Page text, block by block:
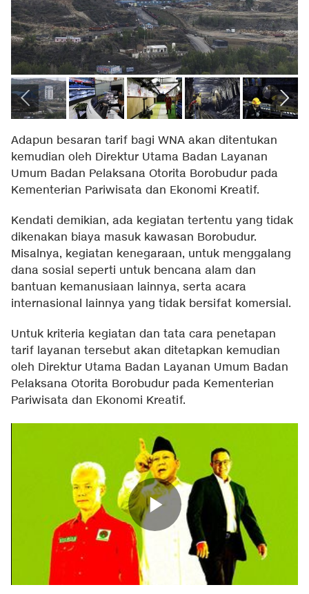
Adapun besaran tarif bagi WNA akan ditentukan
kemudian oleh Direktur Utama Badan Layanan
Umum Badan Pelaksana Otorita Borobudur pada
Kementerian Pariwisata dan Ekonomi Kreatif.
Kendati demikian, ada kegiatan tertentu yang tidak
dikenakan biaya masuk kawasan Borobudur.
Misalnya, kegiatan kenegaraan, untuk menggalang
dana sosial seperti untuk bencana alam dan
bantuan kemanusiaan lainnya, serta acara
internasional lainnya yang tidak bersifat komersial.
Untuk kriteria kegiatan dan tata cara penetapan
tarif layanan tersebut akan ditetapkan kemudian
oleh Direktur Utama Badan Layanan Umum Badan
Pelaksana Otorita Borobudur pada Kementerian
Pariwisata dan Ekonomi Kreatif.